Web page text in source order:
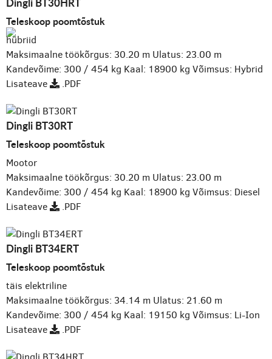
Teleskoop poomtõstuk
hübriid
Maksimaalne töökõrgus: 30.20 m Ulatus: 23.00 m
Kandevõime: 300 / 454 kg Kaal: 18900 kg Võimsus: Hybrid
Lisateave
.PDF
Dingli BT30RT
Teleskoop poomtõstuk
Mootor
Maksimaalne töökõrgus: 30.20 m Ulatus: 23.00 m
Kandevõime: 300 / 454 kg Kaal: 18900 kg Võimsus: Diesel
Lisateave
.PDF
Dingli BT34ERT
Teleskoop poomtõstuk
täis elektriline
Maksimaalne töökõrgus: 34.14 m Ulatus: 21.60 m
Kandevõime: 300 / 454 kg Kaal: 19150 kg Võimsus: Li-Ion
Lisateave
.PDF